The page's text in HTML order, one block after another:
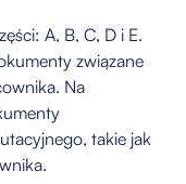
A, B, C, D i E.
związane
Na
takie jak